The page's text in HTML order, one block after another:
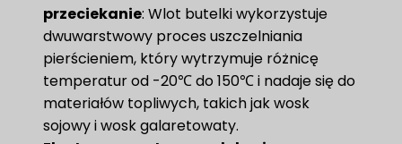
przeciekanie: Wlot butelki wykorzystuje
dwuwarstwowy proces uszczelniania
pierścieniem, który wytrzymuje różnicę
temperatur od -20℃ do 150℃ i nadaje się do
materiałów topliwych, takich jak wosk
sojowy i wosk galaretowaty.